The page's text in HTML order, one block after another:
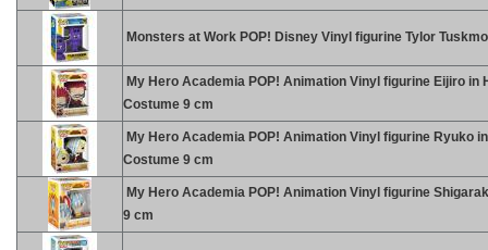
Monsters at Work POP! Disney Vinyl figurine Tylor
My Hero Academia POP! Animation Vinyl figurine Eijiro in
Costume 9 cm
My Hero Academia POP! Animation Vinyl figurine Ryuko
Costume 9 cm
My Hero Academia POP! Animation Vinyl figurine
9 cm